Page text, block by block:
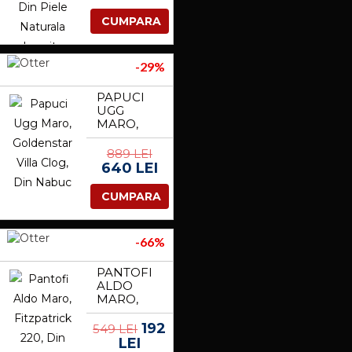
CUMPARA
-29%
PAPUCI
UGG
MARO,
GOLDENSTAR
VILLA
CLOG, DIN
NABUC
889 LEI
640 LEI
CUMPARA
-66%
PANTOFI
ALDO
MARO,
FITZPATRICK
220, DIN
PIELE
549 LEI192
LEI